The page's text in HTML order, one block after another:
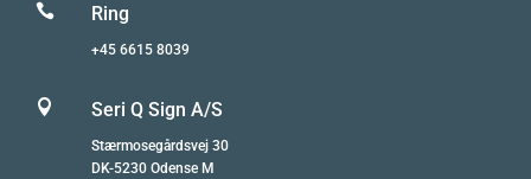
 Ring
+45 6615 8039
 Seri Q Sign A/S
Stærmosegårdsvej 30
DK-5230 Odense M